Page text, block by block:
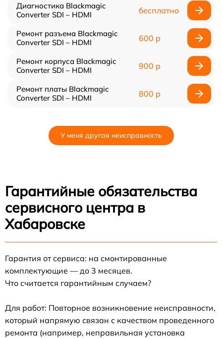
Диагностика Blackmagic
Converter SDI – HDMI
бесплатно
Ремонт разъема Blackmagic
Converter SDI – HDMI
600 р
Ремонт корпуса Blackmagic
Converter SDI – HDMI
900 р
Ремонт платы Blackmagic
Converter SDI – HDMI
800 р
У меня другая неисправность
Гарантийные обязательства
сервисного центра в
Хабаровске
Гарантия от сервиса: на смонтированные
комплектующие — до 3 месяцев.
Что считается гарантийным случаем?
Для работ: Повторное возникновение неисправности,
который напрямую связан с качеством проведенного
ремонта (например, неправильная установка